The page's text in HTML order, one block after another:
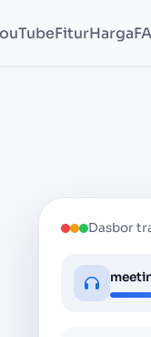
FiturHarga
Dasbor